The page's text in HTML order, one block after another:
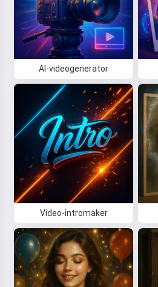
AI-videogenerator
Video-intromaker